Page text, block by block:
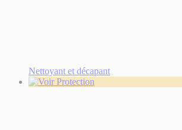
Nettoyant et décapant